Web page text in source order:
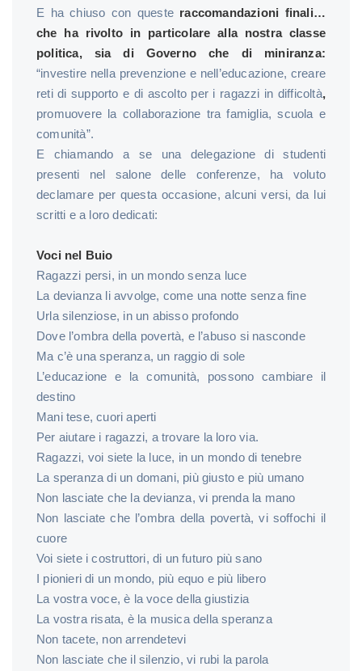
E ha chiuso con queste raccomandazioni finali…
che ha rivolto in particolare alla nostra classe
politica, sia di Governo che di miniranza:
“investire nella prevenzione e nell’educazione, creare
reti di supporto e di ascolto per i ragazzi in difficoltà,
promuovere la collaborazione tra famiglia, scuola e
comunità”.
E chiamando a se una delegazione di studenti
presenti nel salone delle conferenze, ha voluto
declamare per questa occasione, alcuni versi, da lui
scritti e a loro dedicati:
Voci nel Buio
Ragazzi persi, in un mondo senza luce
La devianza li avvolge, come una notte senza fine
Urla silenziose, in un abisso profondo
Dove l’ombra della povertà, e l’abuso si nasconde
Ma c’è una speranza, un raggio di sole
L’educazione e la comunità, possono cambiare il
destino
Mani tese, cuori aperti
Per aiutare i ragazzi, a trovare la loro via.
Ragazzi, voi siete la luce, in un mondo di tenebre
La speranza di un domani, più giusto e più umano
Non lasciate che la devianza, vi prenda la mano
Non lasciate che l’ombra della povertà, vi soffochi il
cuore
Voi siete i costruttori, di un futuro più sano
I pionieri di un mondo, più equo e più libero
La vostra voce, è la voce della giustizia
La vostra risata, è la musica della speranza
Non tacete, non arrendetevi
Non lasciate che il silenzio, vi rubi la parola